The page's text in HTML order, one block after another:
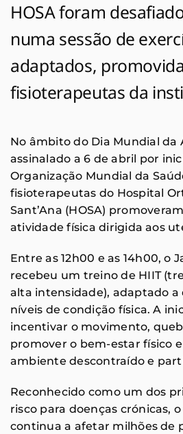
HOSA foram
numa sessão de
adaptados,
fisioterapeutas da
No âmbito do Dia Mundial da
assinalado a 6 de abril por
Organização Mundial da
fisioterapeutas do Hospital
Sant’Ana (HOSA)
atividade física dirigida aos
Entre as 12h00 e as 14h00, o
recebeu um treino de HIIT
alta intensidade), adaptado a
níveis de condição física. A
incentivar o movimento,
promover o bem-estar físico
ambiente descontraído e
Reconhecido como um dos
risco para doenças crónicas,
continua a afetar milhões de